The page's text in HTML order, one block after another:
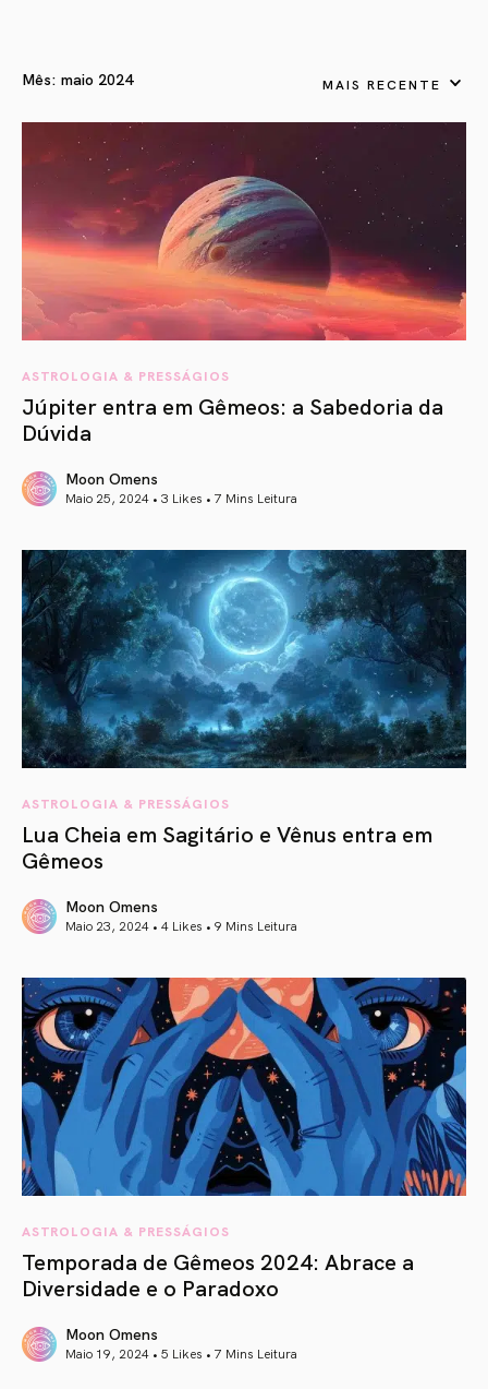
Mês: maio 2024 MAIS RECENTE
ASTROLOGIA & PRESSÁGIOS
Júpiter entra em Gêmeos: a Sabedoria da
Dúvida
Moon Omens
Maio 25, 2024 • 3 Likes • 7 Mins Leitura
ASTROLOGIA & PRESSÁGIOS
Lua Cheia em Sagitário e Vênus entra em
Gêmeos
Moon Omens
Maio 23, 2024 • 4 Likes • 9 Mins Leitura
ASTROLOGIA & PRESSÁGIOS
Temporada de Gêmeos 2024: Abrace a
Diversidade e o Paradoxo
Moon Omens
Maio 19, 2024 • 5 Likes • 7 Mins Leitura